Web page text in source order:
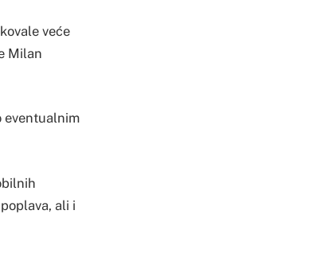
veće
Milan
eventualnim
ali i